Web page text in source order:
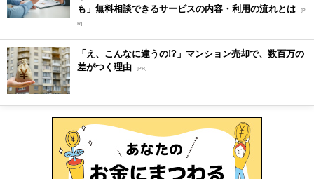
も」無料相談できるサービスの内容・利用の流れとは [P
R]
「え、こんなに違うの!?」マンション売却で、数百万の
差がつく理由 [PR]